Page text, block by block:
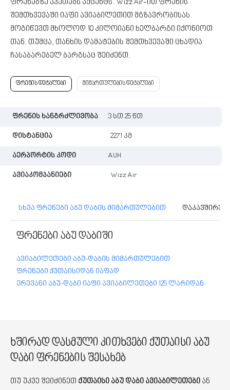
ფრენებზე აკეთებს აქცენტს. Wizz Air-ით ფრენის
შემთხვევაში იაფი ავიაბილეთით მგზავრობისას
მოგიწევთ მხოლოდ 10 კილოიანი ხელბარგი იქონიოთ
თან. თუმცა, თანხის დამატების შემთხვევაში ცხადია
ჩასაბარებელ ბარგსაც შეიძენთ.
ფრენის დეტალები მიმართულების დეტალები
ფრენის ხანგრძლივობა 3 სთ 25 წთ
დისტანცია 2271 კმ
აერპორტის კოდი AUH
ავიაკომპანიები Wizz Air
სხვა ფრენები აბუ დაბის მიმართულებით
ფრენები აბუ დაბიში
ავიაბილეთები აბუ-დაბის მიმართულებით
ფრენები ქუთაისიდან იაფად
ერევანი აბუ-დაბი იაფი ავიაბილეთები 125 ლარიდან
ხშირად დასმული კითხვები ქუთაისი აბუ
დაბი ფრენების შესახებ
თუ უკვე შეიძინეთ ქუთაისი აბუ დაბი ავიაბილეთები ან